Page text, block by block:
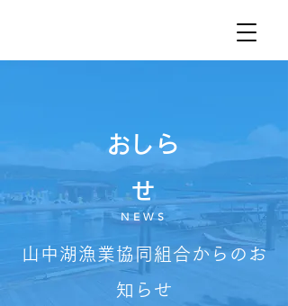
NEWS
​おしら
せ
山中湖漁業協同組合からのお
知らせ